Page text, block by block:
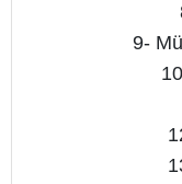
9-